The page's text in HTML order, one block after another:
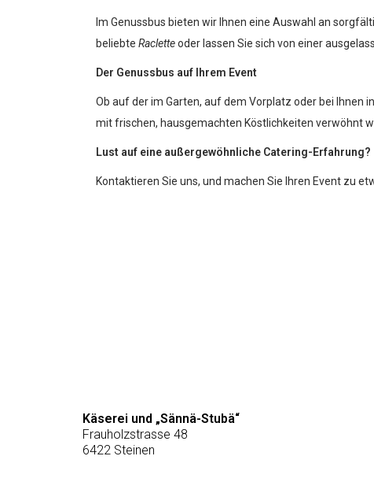
Im Genussbus bieten wir Ihnen eine Auswahl an
beliebte Racletteoder lassen Sie sich von einer
Der Genussbus auf Ihrem Event
Ob auf der im Garten, auf dem Vorplatz oder bei Ihnen
mit frischen, hausgemachten Köstlichkeiten verwöhnt
Lust auf eine außergewöhnliche Catering-Erfahrung?
Kontaktieren Sie uns, und machen Sie Ihren Event zu
Käserei und „Sännä-Stubä“
Frauholzstrasse 48
6422 Steinen